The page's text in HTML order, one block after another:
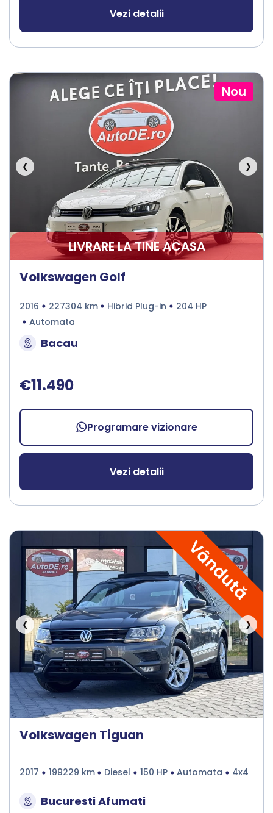
Vezi detalii
Nou
❮ ❯
LIVRARE LA TINE ACASA
Volkswagen Golf
2016 227304 km Hibrid Plug-in
204 HP
Automata
Bacau
€11.490
Programare vizionare
Vezi detalii
Vândută
❮ ❯
Volkswagen Tiguan
2017 199229 km Diesel 150 HP Automata 4x4
Bucuresti Afumati